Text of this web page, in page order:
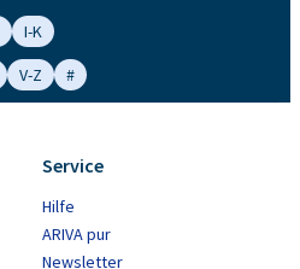
I-K
V-Z #
Service
Hilfe
ARIVA pur
Newsletter